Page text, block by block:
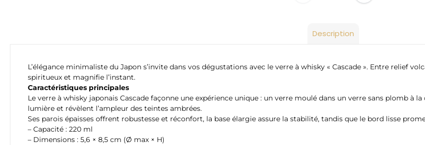
Description
L’élégance minimaliste du Japon s’invite dans vos dégustations avec le verre à whisky « Cascade ». Entre relief
spiritueux et magnifie l’instant.
Caractéristiques principales
Le verre à whisky japonais Cascade façonne une expérience unique : un verre moulé dans un verre sans plomb à
lumière et révèlent l’ampleur des teintes ambrées.
Ses parois épaisses offrent robustesse et réconfort, la base élargie assure la stabilité, tandis que le bord lisse
– Capacité : 220 ml
– Dimensions : 5,6 × 8,5 cm (Ø max × H)